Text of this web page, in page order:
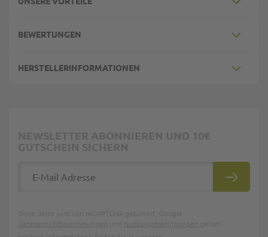
BEWERTUNGEN
HERSTELLERINFORMATIONEN